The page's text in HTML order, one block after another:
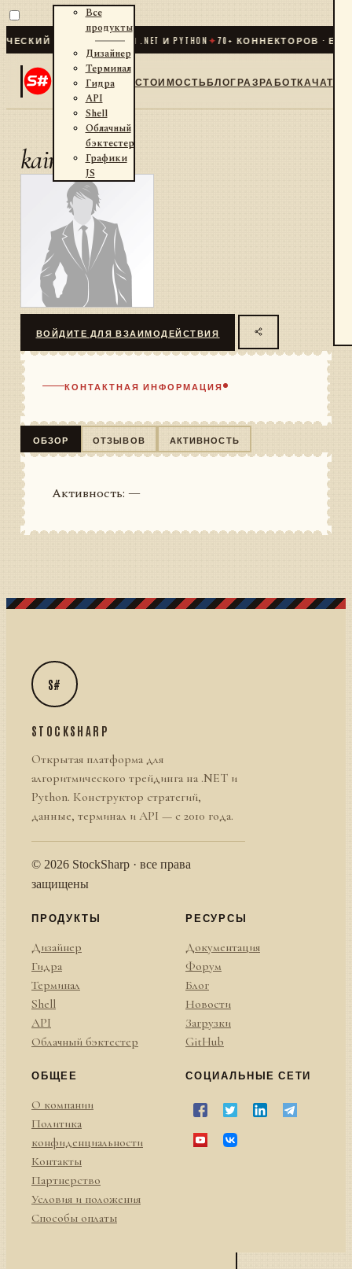
ТРЕЙДИНГ ДЛЯ .NET И PYTHON✦70+ КОННЕКТОРОВ ·
Все
продукты
Дизайнер
Терминал
Гидра
API
Shell
Облачный
бэктестер
Графики
JS
СТОИМОСТЬБЛОГРАЗРАБОТКАЧАТ
kair
ВОЙДИТЕ ДЛЯ ВЗАИМОДЕЙСТВИЯ
КОНТАКТНАЯ ИНФОРМАЦИЯ
ОБЗОР ОТЗЫВОВ АКТИВНОСТЬ
Активность: —
S#
STOCKSHARP
Открытая платформа для
алгоритмического трейдинга на .NET и
Python. Конструктор стратегий,
данные, терминал и API — с 2010 года.
© 2026 StockSharp · все права
защищены
ПРОДУКТЫ
Дизайнер
Гидра
Терминал
Shell
API
Облачный бэктестер
РЕСУРСЫ
Документация
Форум
Блог
Новости
Загрузки
GitHub
ОБЩЕЕ
О компании
Политика
конфиденциальности
Контакты
Партнерство
Условия и положения
Способы оплаты
СОЦИАЛЬНЫЕ СЕТИ